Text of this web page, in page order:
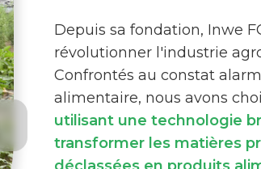
Depuis sa fondation, Inwe
révolutionner l'industrie
Confrontés au constat
alimentaire, nous avons
utilisant une technologie
transformer les matières